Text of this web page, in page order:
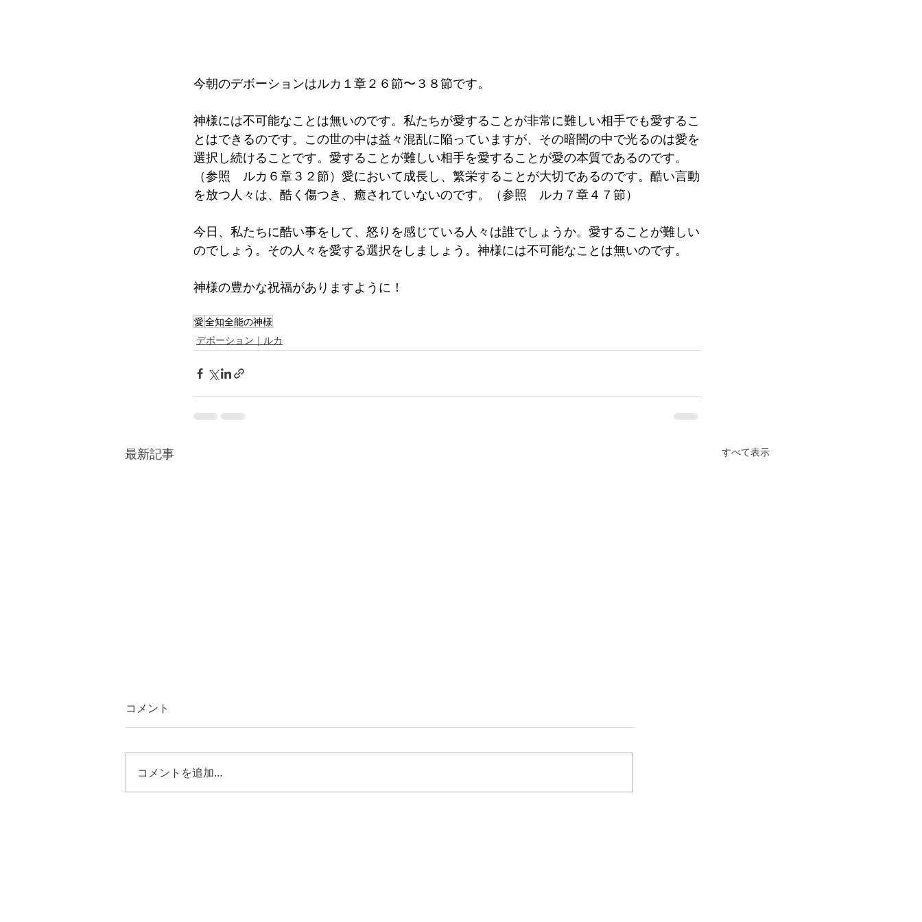
今朝のデボーションはルカ１章２６節〜３８節です。
神様には不可能なことは無いのです。私たちが愛することが非常に難しい相手でも愛するこ
とはできるのです。この世の中は益々混乱に陥っていますが、その暗闇の中で光るのは愛を
選択し続けることです。愛することが難しい相手を愛することが愛の本質であるのです。
（参照　ルカ６章３２節）愛において成長し、繁栄することが大切であるのです。酷い言動
を放つ人々は、酷く傷つき、癒されていないのです。（参照　ルカ７章４７節）
今日、私たちに酷い事をして、怒りを感じている人々は誰でしょうか。愛することが難しい
のでしょう。その人々を愛する選択をしましょう。神様には不可能なことは無いのです。
神様の豊かな祝福がありますように！
愛全知全能の神様
デボーション｜ルカ
最新記事 すべて表示
コメント
コメントを追加…